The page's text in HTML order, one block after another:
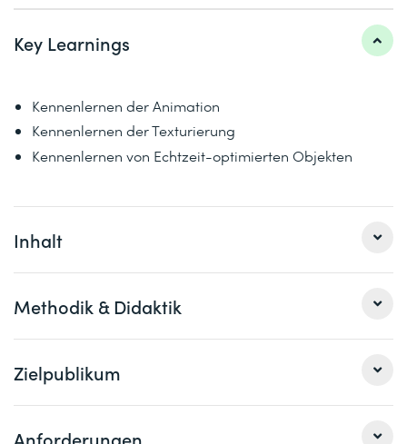
Key Learnings
Kennenlernen der Animation
Kennenlernen der Texturierung
Kennenlernen von Echtzeit-optimierten Objekten
Inhalt
1 Sculpting
2 Animation
Keyframes
Constraints
Methodik & Didaktik
Online Unterricht mit praktischen Übungen
Zielpublikum
Dieser Kurs richtet sich an Designer/innen,
Anforderungen